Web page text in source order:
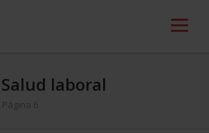
Salud laboral
/ Página 6